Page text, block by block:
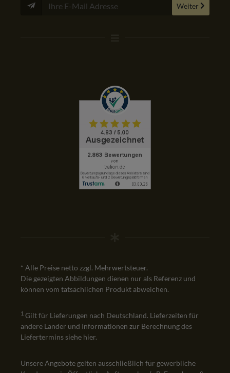
Weiter
* Alle Preise netto zzgl. Mehrwertsteuer.
Die gezeigten Abbildungen dienen nur als Referenz und
können vom tatsächlichen Produkt abweichen.
1 Gilt für Lieferungen nach Deutschland. Lieferzeiten für
andere Länder und Informationen zur Berechnung des
Liefertermins siehe hier.
Unsere Angebote gelten ausschließlich für gewerbliche